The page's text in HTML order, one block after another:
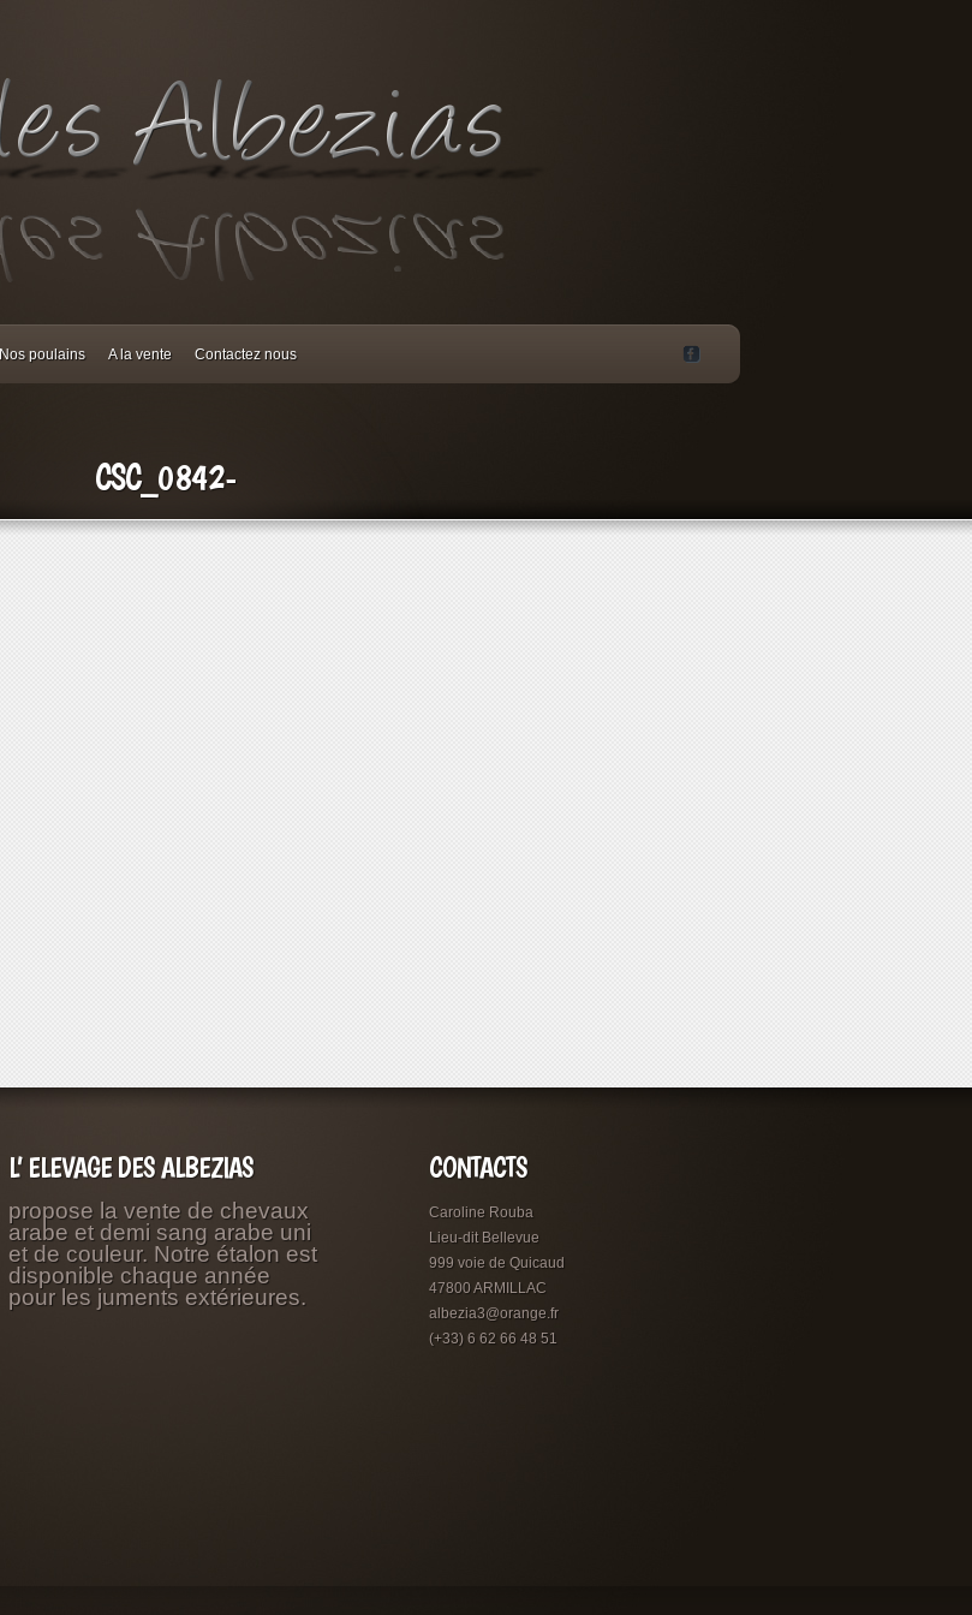
Nos poulains A la vente Contactez nous
CSC_0842-
L’ ELEVAGE DES ALBEZIAS
propose la vente de chevaux
arabe et demi sang arabe uni
et de couleur. Notre étalon est
disponible chaque année
pour les juments extérieures.
CONTACTS
Caroline Rouba
Lieu-dit Bellevue
999 voie de Quicaud
47800 ARMILLAC
albezia3@orange.fr
(+33) 6 62 66 48 51